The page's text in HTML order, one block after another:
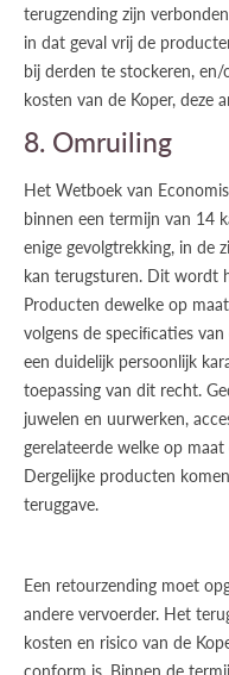
terugzending zijn
in dat geval vrij de
bij derden te stockeren,
kosten van de Koper, deze
8. Omruiling
Het Wetboek van
binnen een termijn van 14
enige gevolgtrekking, in de
kan terugsturen. Dit wordt
Producten dewelke op
volgens de speciﬁcaties
een duidelijk persoonlijk
toepassing van dit recht.
juwelen en uurwerken,
gerelateerde welke op
Dergelijke producten
teruggave.
Een retourzending moet
andere vervoerder. Het
kosten en risico van de
conform is. Binnen de